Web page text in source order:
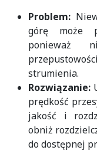
Problem:
górę może
ponieważ
strumienia.
Rozwiązanie:
prędkość
jakość i
obniż
do dostępnej